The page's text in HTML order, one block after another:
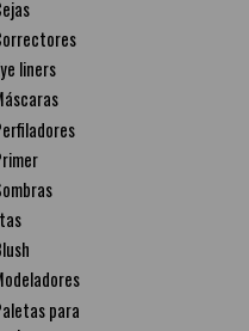
liners
para